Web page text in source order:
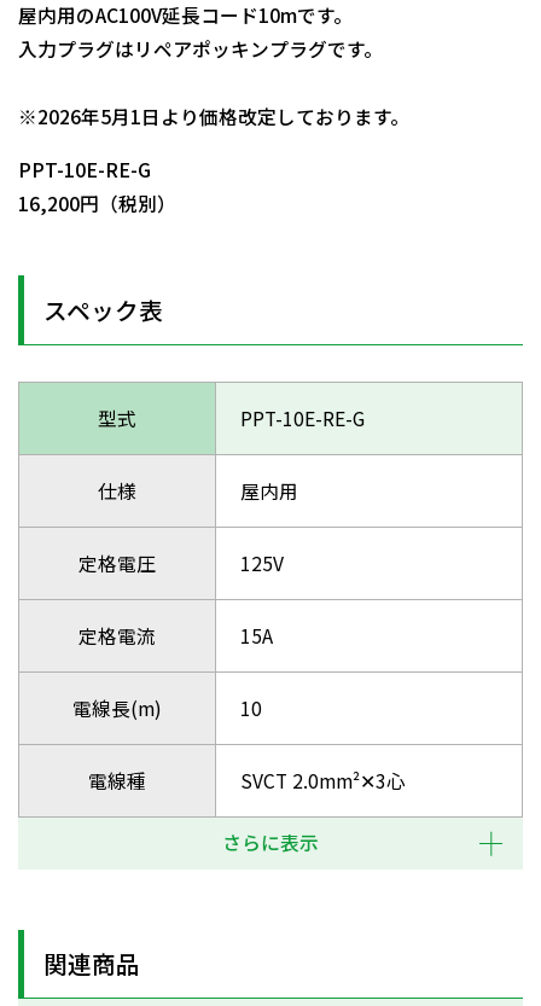
屋内用のAC100V延長コード10mです。
入力プラグはリペアポッキンプラグです。
※2026年5月1日より価格改定しております。
PPT-10E-RE-G
16,200円（税別）
スペック表
型式 PPT-10E-RE-G
仕様 屋内用
定格電圧 125V
定格電流 15A
電線長(m) 10
電線種 SVCT 2.0mm²✕3心
さらに表示
関連商品